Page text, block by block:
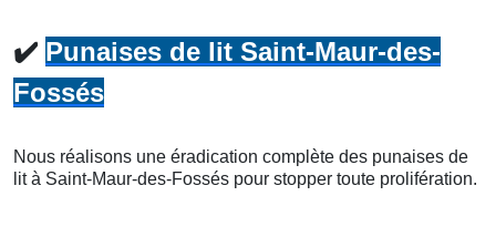
✔️ Punaises de lit Saint-Maur-des-
Fossés
Nous réalisons une éradication complète des punaises de
lit à Saint-Maur-des-Fossés pour stopper toute prolifération.